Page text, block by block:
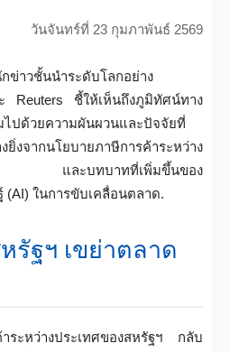
วันจันทร์ที่ 23 กุมภาพันธ์ 2569
ข่าวชั้นนำระดับโลกอย่าง
Reuters ชี้ให้เห็นถึงภูมิทัศน์ทาง
ไปด้วยความผันผวนและปัจจัยที่
ยิ่งจากนโยบายภาษีการค้าระหว่าง
ริกา และบทบาทที่เพิ่มขึ้นของ
ในการขับเคลื่อนตลาด.
รัฐฯ เขย่าตลาด
ระหว่างประเทศของสหรัฐฯ กลับ